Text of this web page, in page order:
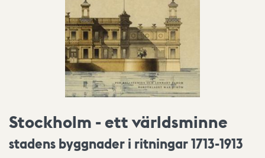
Stockholm - ett världsminne
stadens byggnader i ritningar 1713-1913